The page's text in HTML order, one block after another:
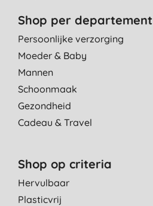
Shop per departement
Persoonlijke verzorging
Moeder & Baby
Mannen
Schoonmaak
Gezondheid
Cadeau & Travel
Shop op criteria
Hervulbaar
Plasticvrij